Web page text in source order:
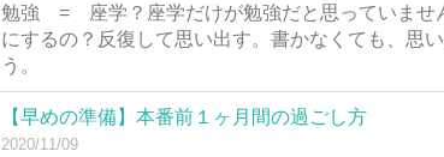
勉強 = 座学？座学だけが勉強だと思っていませ
にするの？反復して思い出す。書かなくても、思
う。
【早めの準備】本番前１ヶ月間の過ごし方
2020/11/09